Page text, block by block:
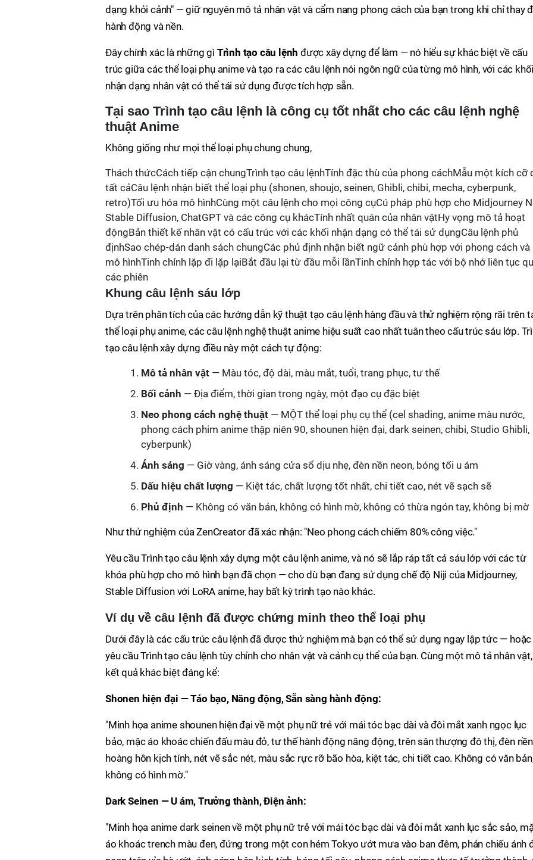
dạng khỏi cảnh" — giữ nguyên mô tả nhân vật và cẩm nang phong cách của bạn trong khi chỉ thay
hành động và nền.
Đây chính xác là những gì Trình tạo câu lệnh được xây dựng để làm — nó hiểu sự khác biệt về cấu
trúc giữa các thể loại phụ anime và tạo ra các câu lệnh nói ngôn ngữ của từng mô hình, với các khối
nhận dạng nhân vật có thể tái sử dụng được tích hợp sẵn.
Tại sao Trình tạo câu lệnh là công cụ tốt nhất cho các câu lệnh nghệ
thuật Anime
Không giống như mọi thể loại phụ chung chung,
Thách thứcCách tiếp cận chungTrình tạo câu lệnhTính đặc thù của phong cáchMẫu một kích cỡ
tất cảCâu lệnh nhận biết thể loại phụ (shonen, shoujo, seinen, Ghibli, chibi, mecha, cyberpunk,
retro)Tối ưu hóa mô hìnhCùng một câu lệnh cho mọi công cụCú pháp phù hợp cho Midjourney
Stable Diffusion, ChatGPT và các công cụ khácTính nhất quán của nhân vậtHy vọng mô tả hoạt
độngBản thiết kế nhân vật có cấu trúc với các khối nhận dạng có thể tái sử dụngCâu lệnh phủ
địnhSao chép-dán danh sách chungCác phủ định nhận biết ngữ cảnh phù hợp với phong cách và
mô hìnhTinh chỉnh lặp đi lặp lạiBắt đầu lại từ đầu mỗi lầnTinh chỉnh hợp tác với bộ nhớ liên tục
các phiên
Khung câu lệnh sáu lớp
Dựa trên phân tích của các hướng dẫn kỹ thuật tạo câu lệnh hàng đầu và thử nghiệm rộng rãi trên
thể loại phụ anime, các câu lệnh nghệ thuật anime hiệu suất cao nhất tuân theo cấu trúc sáu lớp.
tạo câu lệnh xây dựng điều này một cách tự động:
Mô tả nhân vật — Màu tóc, độ dài, màu mắt, tuổi, trang phục, tư thế
Bối cảnh — Địa điểm, thời gian trong ngày, một đạo cụ đặc biệt
Neo phong cách nghệ thuật — MỘT thể loại phụ cụ thể (cel shading, anime màu nước,
phong cách phim anime thập niên 90, shounen hiện đại, dark seinen, chibi, Studio Ghibli,
cyberpunk)
Ánh sáng — Giờ vàng, ánh sáng cửa sổ dịu nhẹ, đèn nền neon, bóng tối u ám
Dấu hiệu chất lượng — Kiệt tác, chất lượng tốt nhất, chi tiết cao, nét vẽ sạch sẽ
Phủ định — Không có văn bản, không có hình mờ, không có thừa ngón tay, không bị mờ
Như thử nghiệm của ZenCreator đã xác nhận: "Neo phong cách chiếm 80% công việc."
Yêu cầu Trình tạo câu lệnh xây dựng một câu lệnh anime, và nó sẽ lắp ráp tất cả sáu lớp với các từ
khóa phù hợp cho mô hình bạn đã chọn — cho dù bạn đang sử dụng chế độ Niji của Midjourney,
Stable Diffusion với LoRA anime, hay bất kỳ trình tạo nào khác.
Ví dụ về câu lệnh đã được chứng minh theo thể loại phụ
Dưới đây là các cấu trúc câu lệnh đã được thử nghiệm mà bạn có thể sử dụng ngay lập tức — hoặc
yêu cầu Trình tạo câu lệnh tùy chỉnh cho nhân vật và cảnh cụ thể của bạn. Cùng một mô tả nhân vật,
kết quả khác biệt đáng kể:
Shonen hiện đại — Táo bạo, Năng động, Sẵn sàng hành động:
"Minh họa anime shounen hiện đại về một phụ nữ trẻ với mái tóc bạc dài và đôi mắt xanh ngọc lục
bảo, mặc áo khoác chiến đấu màu đỏ, tư thế hành động năng động, trên sân thượng đô thị, đèn nền
hoàng hôn kịch tính, nét vẽ sắc nét, màu sắc rực rỡ bão hòa, kiệt tác, chi tiết cao. Không có văn
không có hình mờ."
Dark Seinen — U ám, Trưởng thành, Điện ảnh:
"Minh họa anime dark seinen về một phụ nữ trẻ với mái tóc bạc dài và đôi mắt xanh lục sắc sảo,
áo khoác trench màu đen, đứng trong một con hẻm Tokyo ướt mưa vào ban đêm, phản chiếu ánh